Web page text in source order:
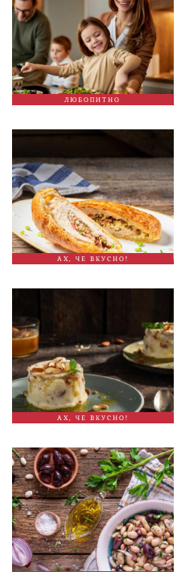
ЛЮБОПИТНО
АХ, ЧЕ ВКУСНО!
АХ, ЧЕ ВКУСНО!